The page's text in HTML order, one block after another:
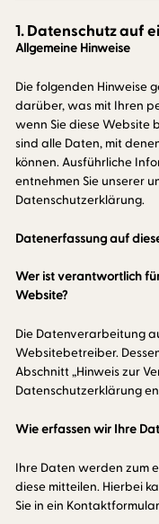
1. Datenschutz auf
Allgemeine Hinweise
Die folgenden Hinweise
darüber, was mit Ihren
wenn Sie diese Website
sind alle Daten, mit
können. Ausführliche
entnehmen Sie unserer
Datenschutzerklärung.
Datenerfassung auf
Wer ist verantwortlich
Website?
Die Datenverarbeitung
Websitebetreiber.
Abschnitt „Hinweis zur
Datenschutzerklärung
Wie erfassen wir Ihre
Ihre Daten werden zum
diese mitteilen. Hierbei
Sie in ein